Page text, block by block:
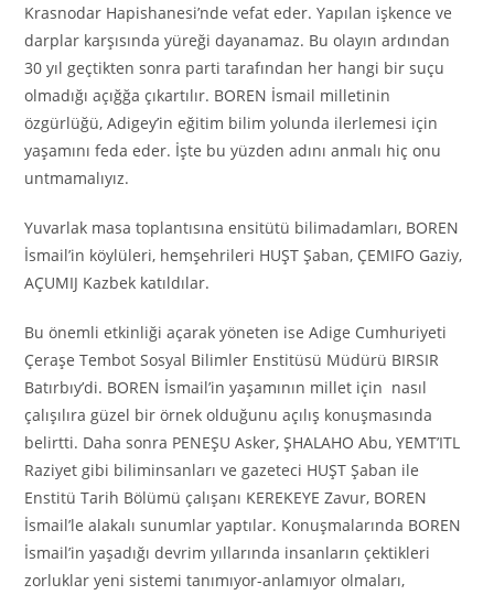
Krasnodar Hapishanesi’nde vefat eder. Yapılan işkence ve
darplar karşısında yüreği dayanamaz. Bu olayın ardından
30 yıl geçtikten sonra parti tarafından her hangi bir suçu
olmadığı açığğa çıkartılır. BOREN İsmail milletinin
özgürlüğü, Adigey’in eğitim bilim yolunda ilerlemesi için
yaşamını feda eder. İşte bu yüzden adını anmalı hiç onu
untmamalıyız.
Yuvarlak masa toplantısına ensitütü bilimadamları, BOREN
İsmail’in köylüleri, hemşehrileri HUŞT Şaban, ÇEMIFO Gaziy,
AÇUMIJ Kazbek katıldılar.
Bu önemli etkinliği açarak yöneten ise Adige Cumhuriyeti
Çeraşe Tembot Sosyal Bilimler Enstitüsü Müdürü BIRSIR
Batırbıy’di. BOREN İsmail’in yaşamının millet için nasıl
çalışılıra güzel bir örnek olduğunu açılış konuşmasında
belirtti. Daha sonra PENEŞU Asker, ŞHALAHO Abu, YEMT’ITL
Raziyet gibi biliminsanları ve gazeteci HUŞT Şaban ile
Enstitü Tarih Bölümü çalışanı KEREKEYE Zavur, BOREN
İsmail’le alakalı sunumlar yaptılar. Konuşmalarında BOREN
İsmail’in yaşadığı devrim yıllarında insanların çektikleri
zorluklar yeni sistemi tanımıyor-anlamıyor olmaları,